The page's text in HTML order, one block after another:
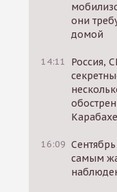
они
домой
14:11
Россия,
Карабахе
16:09
самым